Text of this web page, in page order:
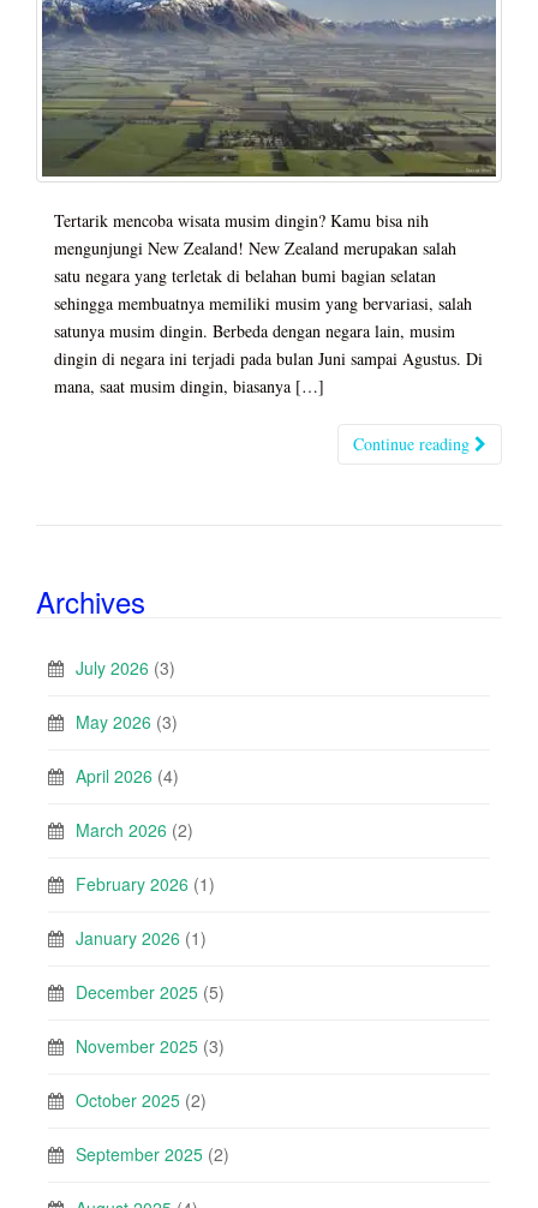
Tertarik mencoba wisata musim dingin? Kamu bisa nih
mengunjungi New Zealand! New Zealand merupakan salah
satu negara yang terletak di belahan bumi bagian selatan
sehingga membuatnya memiliki musim yang bervariasi, salah
satunya musim dingin. Berbeda dengan negara lain, musim
dingin di negara ini terjadi pada bulan Juni sampai Agustus. Di
mana, saat musim dingin, biasanya […]
Continue reading
Archives
July 2026 (3)
May 2026 (3)
April 2026 (4)
March 2026 (2)
February 2026 (1)
January 2026 (1)
December 2025 (5)
November 2025 (3)
October 2025 (2)
September 2025 (2)